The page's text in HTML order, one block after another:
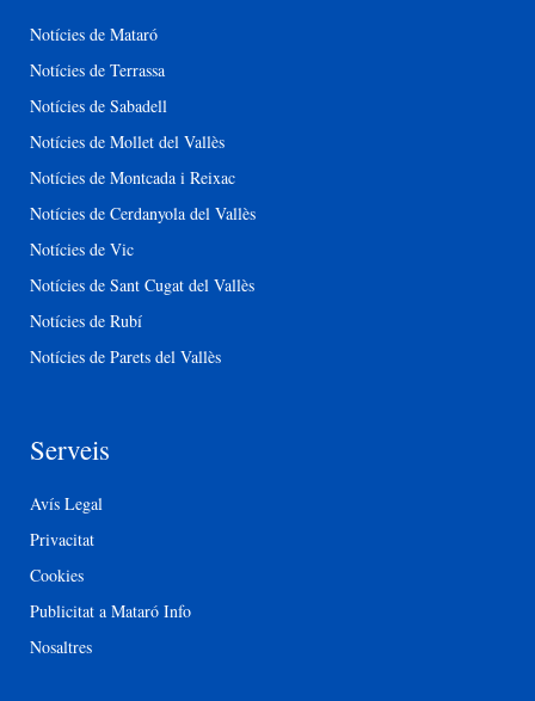
Notícies de Mataró
Notícies de Terrassa
Notícies de Sabadell
Notícies de Mollet del Vallès
Notícies de Montcada i Reixac
Notícies de Cerdanyola del Vallès
Notícies de Vic
Notícies de Sant Cugat del Vallès
Notícies de Rubí
Notícies de Parets del Vallès
Serveis
Avís Legal
Privacitat
Cookies
Publicitat a Mataró Info
Nosaltres